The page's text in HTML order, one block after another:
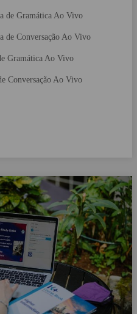
de Gramática Ao Vivo
de Conversação Ao Vivo
Gramática Ao Vivo
Conversação Ao Vivo